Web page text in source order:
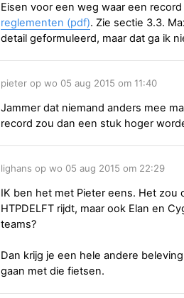
Eisen voor een weg waar een
reglementen (pdf). Zie sectie 3.3.
detail geformuleerd, maar dat ga ik
pieter op wo 05 aug 2015 om 11:40
Jammer dat niemand anders mee
record zou dan een stuk hoger
lighans op wo 05 aug 2015 om 22:29
IK ben het met Pieter eens. Het zou
HTPDELFT rijdt, maar ook Elan en
teams?
Dan krijg je een hele andere
gaan met die fietsen.